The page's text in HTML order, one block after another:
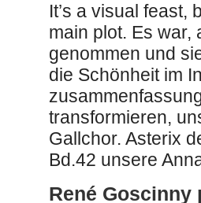
It’s a visual feast,
main plot. Es war,
genommen und
die Schönheit im
transformieren,
Gallchor. Asterix
Bd.42 unsere
René Goscinny